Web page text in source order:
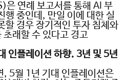
은 연례 보고서를 통해 AI 부
행 중인데 , 만일 이에 대한 실
할 경우 장기적인 투자 침체와
래할 수 있다고 경고
인플레이션 하향. 3년 및 5년
, 5월 1 년 기대 인플레이션은